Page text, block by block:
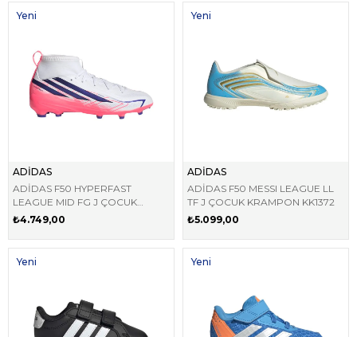
ADİDAS
ADİDAS F50 HYPERFAST
LEAGUE MID FG J ÇOCUK
KRAMPON KK1316
₺4.749,00
Yeni
ADİDAS
ADİDAS F50 MESSI LEAGUE LL
TF J ÇOCUK KRAMPON KK1372
₺5.099,00
Yeni
Yeni
Yeni